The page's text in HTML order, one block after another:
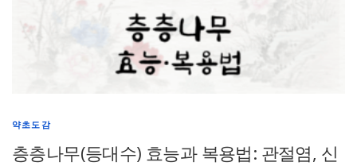
약초도감
층층나무(등대수) 효능과 복용법: 관절염, 신